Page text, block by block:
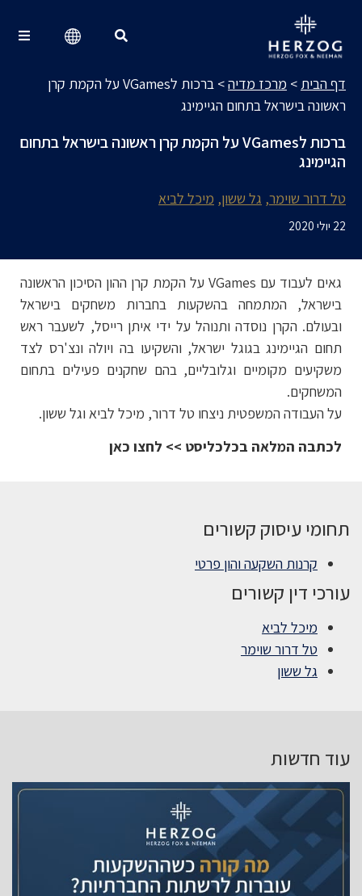
דף הבית > מרכז מדיה>
ברכות לVGames על הקמת קרן
ראשונה בישראל בתחום הגיימינג
ברכות לVGames על הקמת קרן ראשונה בישראל בתחום
הגיימינג
טל דרור שוימר גל ששון מיכל לביא
22 יולי 2020
גאים לעבוד עם VGames על הקמת קרן ההון הסיכון הראשונה
בישראל, המתמחה בהשקעות בחברות משחקים בישראל
ובעולם. הקרן נוסדה ותנוהל על ידי איתן רייסל, לשעבר ראש
תחום הגיימינג בגוגל ישראל, והשקיעו בה ויולה ונצ'רס לצד
משקיעים מקומיים וגלובליים, בהם שחקנים פעילים בתחום
המשחקים.
על העבודה המשפטית ניצחו טל דרור, מיכל לביא וגל ששון.
לכתבה המלאה בכלכליסט >> לחצו כאן
תחומי עיסוק קשורים
קרנות השקעה והון פרטי
עורכי דין קשורים
מיכל לביא
טל דרור שוימר
גל ששון
עוד חדשות